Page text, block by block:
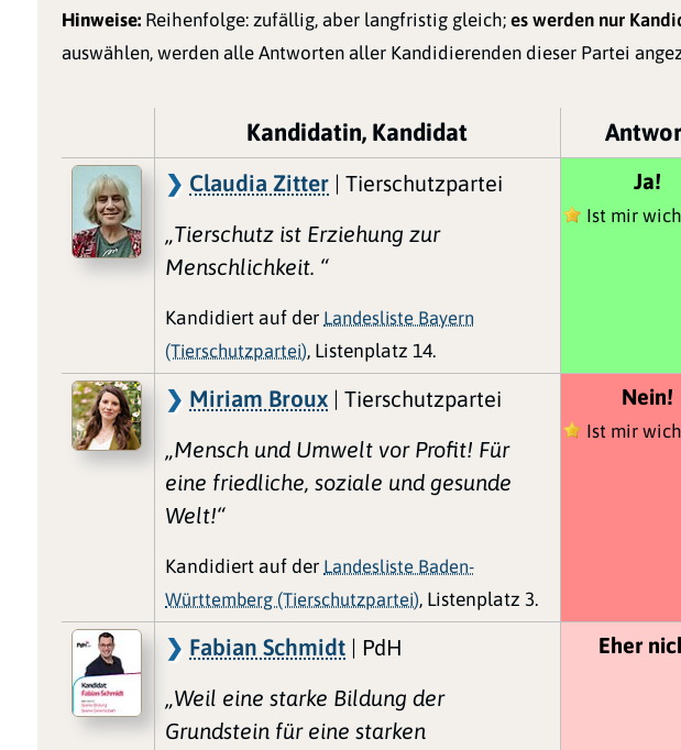
Hinweise: Reihenfolge: zufällig, aber langfristig gleich; es werden nur
auswählen, werden alle Antworten aller Kandidierenden dieser Partei
Kandidatin, Kandidat
Claudia Zitter | Tierschutzpartei
„Tierschutz ist Erziehung zur
Menschlichkeit. “
Kandidiert auf der Landesliste Bayern
(Tierschutzpartei), Listenplatz 14.
Ja!
Ist mir
Miriam Broux | Tierschutzpartei
„Mensch und Umwelt vor Profit! Für
eine friedliche, soziale und gesunde
Welt!“
Kandidiert auf der Landesliste Baden-
Württemberg (Tierschutzpartei), Listenplatz 3.
Nein!
Ist mir
Fabian Schmidt | PdH
„Weil eine starke Bildung der
Grundstein für eine starken
Eher